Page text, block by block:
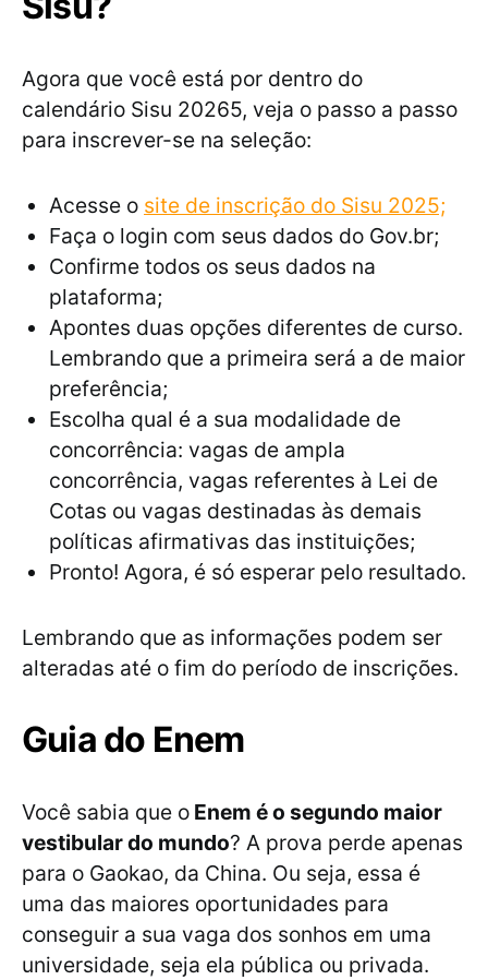
Agora que você está por dentro do
calendário Sisu 20265, veja o passo a passo
para inscrever-se na seleção:
Acesse o site de inscrição do Sisu 2025;
Faça o login com seus dados do Gov.br;
Confirme todos os seus dados na
plataforma;
Apontes duas opções diferentes de curso.
Lembrando que a primeira será a de maior
preferência;
Escolha qual é a sua modalidade de
concorrência: vagas de ampla
concorrência, vagas referentes à Lei de
Cotas ou vagas destinadas às demais
políticas afirmativas das instituições;
Pronto! Agora, é só esperar pelo resultado.
Lembrando que as informações podem ser
alteradas até o fim do período de inscrições.
Guia do Enem
Você sabia que o Enem é o segundo maior
vestibular do mundo? A prova perde apenas
para o Gaokao, da China. Ou seja, essa é
uma das maiores oportunidades para
conseguir a sua vaga dos sonhos em uma
universidade, seja ela pública ou privada.